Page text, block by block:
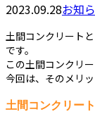
2023.09.28お知
土間コンクリート
です。
この土間コンクリ
今回は、そのメリ
土間コンクリー